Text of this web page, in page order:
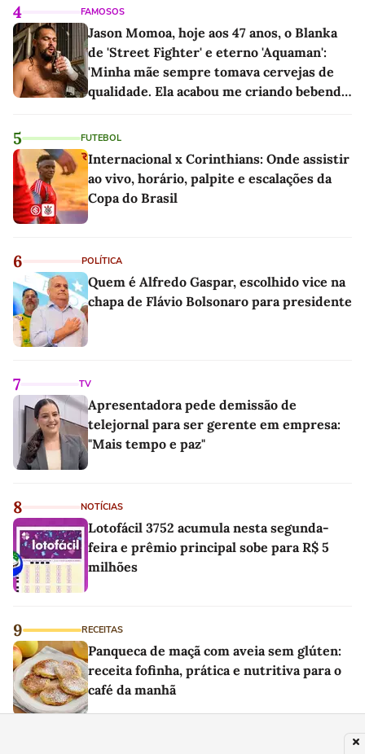
4 FAMOSOS
Jason Momoa, hoje aos 47 anos, o Blanka
de 'Street Fighter' e eterno 'Aquaman':
'Minha mãe sempre tomava cervejas de
qualidade. Ela acabou me criando bebendo
5 FUTEBOL
Internacional x Corinthians: Onde assistir
ao vivo, horário, palpite e escalações da
Copa do Brasil
6 POLÍTICA
Quem é Alfredo Gaspar, escolhido vice na
chapa de Flávio Bolsonaro para presidente
7 TV
Apresentadora pede demissão de
telejornal para ser gerente em empresa:
"Mais tempo e paz"
8 NOTÍCIAS
Lotofácil 3752 acumula nesta segunda-
feira e prêmio principal sobe para R$ 5
milhões
9 RECEITAS
Panqueca de maçã com aveia sem glúten:
receita fofinha, prática e nutritiva para o
café da manhã